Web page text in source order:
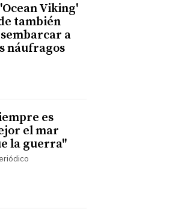
Viking'
también
a
náufragos
es
el mar
la guerra"